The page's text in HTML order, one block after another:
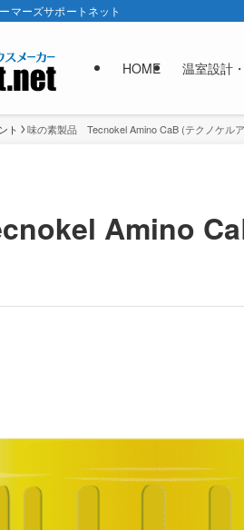
マーズサポートネット
HOME 温室設計
ト 味の素製品 Tecnokel Amino CaB (テクノケル
Amino